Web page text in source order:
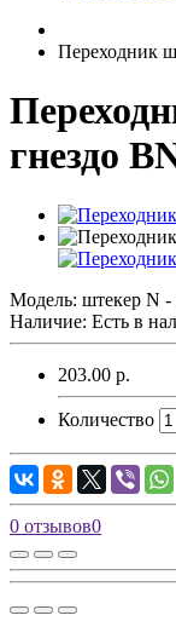
Переходник
гнездо
Модель: штекер N -
Наличие: Есть в
203.00 р.
Количество
0 отзывов0